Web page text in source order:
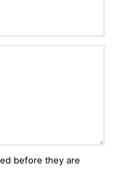
before they are